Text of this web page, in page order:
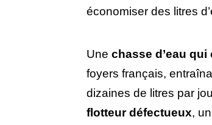
économiser des litres
Une chasse d’eau qui
foyers français,
dizaines de litres par
flotteur défectueux, un